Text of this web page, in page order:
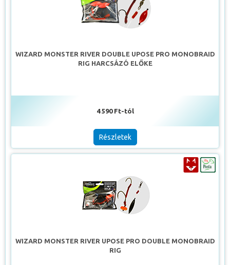
WIZARD MONSTER RIVER DOUBLE UPOSE PRO MONOBRAID
RIG HARCSÁZÓ ELŐKE
4 590 Ft-tól
Részletek
WIZARD MONSTER RIVER UPOSE PRO DOUBLE MONOBRAID
RIG